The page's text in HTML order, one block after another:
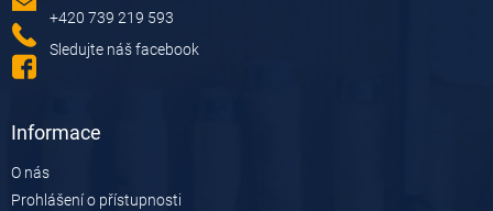
+420 739 219 593
Sledujte náš facebook
Informace
O nás
Prohlášení o přístupnosti